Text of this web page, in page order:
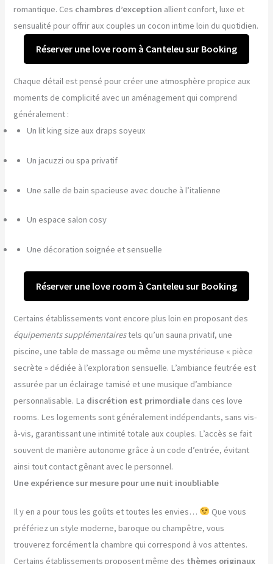
romantique. Ces chambres d’exception allient confort, luxe et
sensualité pour offrir aux couples un cocon intime loin du quotidien.
Réserver une love room à Canteleu sur Booking
Chaque détail est pensé pour créer une atmosphère propice aux
moments de complicité avec un aménagement qui comprend
généralement :
Un lit king size aux draps soyeux
Un jacuzzi ou spa privatif
Une salle de bain spacieuse avec douche à l’italienne
Un espace salon cosy
Une décoration soignée et sensuelle
Réserver une love room à Canteleu sur Booking
Certains établissements vont encore plus loin en proposant des
équipements supplémentairestels qu’un sauna privatif, une
piscine, une table de massage ou même une mystérieuse « pièce
secrète » dédiée à l’exploration sensuelle. L’ambiance feutrée est
assurée par un éclairage tamisé et une musique d’ambiance
personnalisable. La discrétion est primordiale dans ces love
rooms. Les logements sont généralement indépendants, sans vis-
à-vis, garantissant une intimité totale aux couples. L’accès se fait
souvent de manière autonome grâce à un code d’entrée, évitant
ainsi tout contact gênant avec le personnel.
Une expérience sur mesure pour une nuit inoubliable
Il y en a pour tous les goûts et toutes les envies…
Que vous
préfériez un style moderne, baroque ou champêtre, vous
trouverez forcément la chambre qui correspond à vos attentes.
Certains établissements proposent même des thèmes originaux